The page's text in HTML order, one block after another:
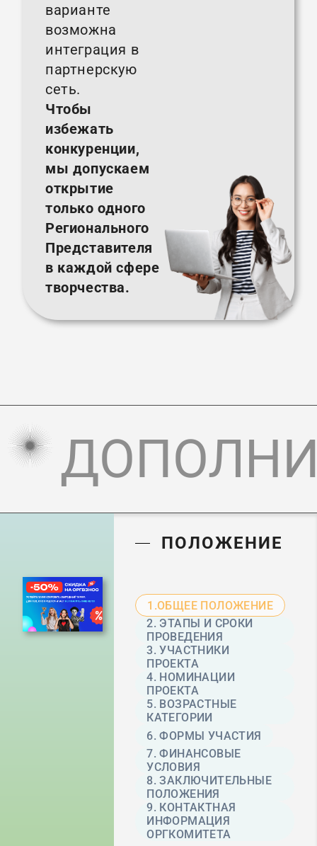
варианте
возможна
интеграция в
партнерскую
сеть.
Чтобы
избежать
конкуренции,
мы допускаем
открытие
только одного
Регионального
Представителя
в каждой сфере
творчества.
ПОЛОЖЕНИЕ
1.ОБЩЕЕ ПОЛОЖЕНИЕ
2. ЭТАПЫ И СРОКИ
ПРОВЕДЕНИЯ
3. УЧАСТНИКИ
ПРОЕКТА
4. НОМИНАЦИИ
ПРОЕКТА
5. ВОЗРАСТНЫЕ
КАТЕГОРИИ
6. ФОРМЫ УЧАСТИЯ
7. ФИНАНСОВЫЕ
УСЛОВИЯ
8. ЗАКЛЮЧИТЕЛЬНЫЕ
ПОЛОЖЕНИЯ
9. КОНТАКТНАЯ
ИНФОРМАЦИЯ
ОРГКОМИТЕТА